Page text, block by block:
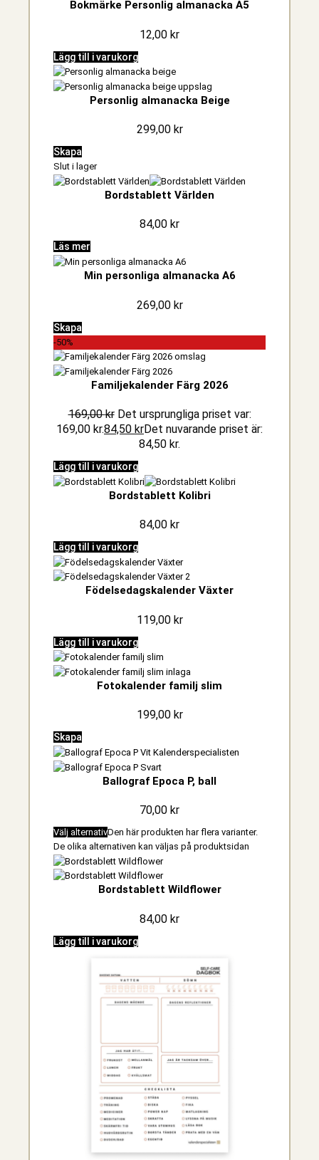
Bokmärke Personlig almanacka A5
12,00 kr
Lägg till i varukorg
Personlig almanacka Beige
299,00 kr
Skapa
Slut i lager
Bordstablett Världen
84,00 kr
Läs mer
Min personliga almanacka A6
269,00 kr
Skapa
-50%
Familjekalender Färg 2026
169,00kr Det ursprungliga priset var:
169,00 kr.84,50 krDet nuvarande priset är:
84,50 kr.
Lägg till i varukorg
Bordstablett Kolibri
84,00 kr
Lägg till i varukorg
Födelsedagskalender Växter
119,00 kr
Lägg till i varukorg
Fotokalender familj slim
199,00 kr
Skapa
Ballograf Epoca P, ball
70,00 kr
Välj alternativDen här produkten har flera varianter.
De olika alternativen kan väljas på produktsidan
Bordstablett Wildflower
84,00 kr
Lägg till i varukorg